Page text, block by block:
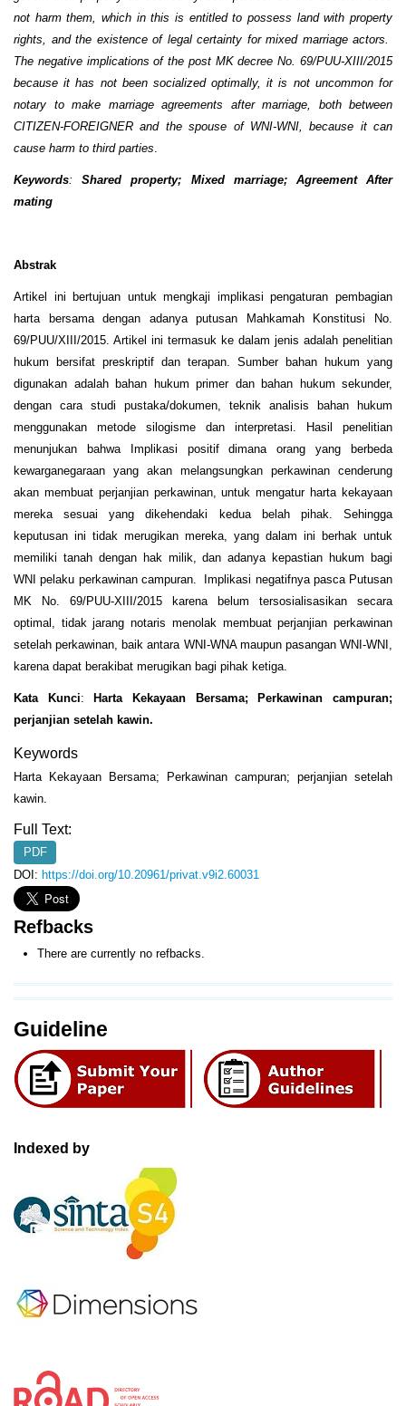
Guideline
Indexed by
not harm them, which in this is entitled to possess land with property
rights, and the existence of legal certainty for mixed marriage actors.
The negative implications of the post MK decree No. 69/PUU-XIII/2015
because it has not been socialized optimally, it is not uncommon for
notary to make marriage agreements after marriage, both between
CITIZEN-FOREIGNER and the spouse of WNI-WNI, because it can
cause harm to third parties.
Keywords: Shared property; Mixed marriage; Agreement
After
mating
Abstrak
Artikel ini bertujuan untuk mengkaji implikasi pengaturan pembagian
harta bersama dengan adanya putusan Mahkamah Konstitusi No.
69/PUU/XIII/2015. Artikel ini termasuk ke dalam jenis adalah penelitian
hukum bersifat preskriptif dan terapan. Sumber bahan hukum yang
digunakan adalah bahan hukum primer dan bahan hukum sekunder,
dengan cara studi pustaka/dokumen, teknik analisis bahan hukum
menggunakan metode silogisme dan interpretasi. Hasil penelitian
menunjukan bahwa Implikasi positif dimana orang yang berbeda
kewarganegaraan yang akan melangsungkan perkawinan cenderung
akan membuat perjanjian perkawinan, untuk mengatur harta kekayaan
mereka sesuai yang dikehendaki kedua belah pihak. Sehingga
keputusan ini tidak merugikan mereka, yang dalam ini berhak untuk
memiliki tanah dengan hak milik, dan adanya kepastian hukum bagi
WNI pelaku perkawinan campuran. Implikasi negatifnya pasca Putusan
MK No. 69/PUU-XIII/2015 karena belum tersosialisasikan secara
optimal, tidak jarang notaris menolak membuat perjanjian perkawinan
setelah perkawinan, baik antara WNI-WNA maupun pasangan WNI-WNI,
karena dapat berakibat merugikan bagi pihak ketiga.
Kata Kunci:
Harta Kekayaan Bersama; Perkawinan campuran;
perjanjian setelah kawin.
Keywords
Harta Kekayaan Bersama; Perkawinan campuran; perjanjian setelah
kawin.
Full Text:
PDF
DOI: https://doi.org/10.20961/privat.v9i2.60031
Refbacks
There are currently no refbacks.